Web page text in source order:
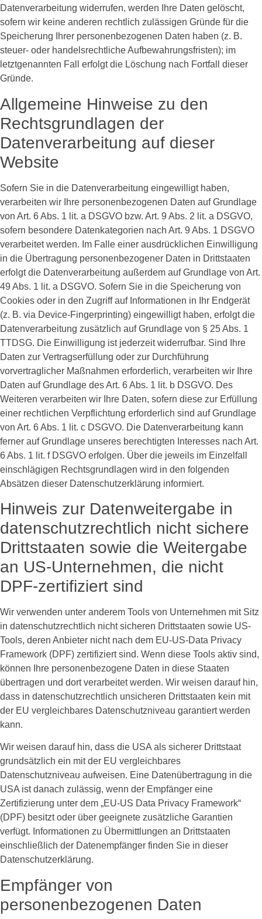
Datenverarbeitung widerrufen, werden Ihre Daten gelöscht,
sofern wir keine anderen rechtlich zulässigen Gründe für die
Speicherung Ihrer personenbezogenen Daten haben (z. B.
steuer- oder handelsrechtliche Aufbewahrungsfristen); im
letztgenannten Fall erfolgt die Löschung nach Fortfall dieser
Gründe.
Allgemeine Hinweise zu den
Rechtsgrundlagen der
Datenverarbeitung auf dieser
Website
Sofern Sie in die Datenverarbeitung eingewilligt haben,
verarbeiten wir Ihre personenbezogenen Daten auf Grundlage
von Art. 6 Abs. 1 lit. a DSGVO bzw. Art. 9 Abs. 2 lit. a DSGVO,
sofern besondere Datenkategorien nach Art. 9 Abs. 1 DSGVO
verarbeitet werden. Im Falle einer ausdrücklichen Einwilligung
in die Übertragung personenbezogener Daten in Drittstaaten
erfolgt die Datenverarbeitung außerdem auf Grundlage von Art.
49 Abs. 1 lit. a DSGVO. Sofern Sie in die Speicherung von
Cookies oder in den Zugriff auf Informationen in Ihr Endgerät
(z. B. via Device-Fingerprinting) eingewilligt haben, erfolgt die
Datenverarbeitung zusätzlich auf Grundlage von § 25 Abs. 1
TTDSG. Die Einwilligung ist jederzeit widerrufbar. Sind Ihre
Daten zur Vertragserfüllung oder zur Durchführung
vorvertraglicher Maßnahmen erforderlich, verarbeiten wir Ihre
Daten auf Grundlage des Art. 6 Abs. 1 lit. b DSGVO. Des
Weiteren verarbeiten wir Ihre Daten, sofern diese zur Erfüllung
einer rechtlichen Verpflichtung erforderlich sind auf Grundlage
von Art. 6 Abs. 1 lit. c DSGVO. Die Datenverarbeitung kann
ferner auf Grundlage unseres berechtigten Interesses nach Art.
6 Abs. 1 lit. f DSGVO erfolgen. Über die jeweils im Einzelfall
einschlägigen Rechtsgrundlagen wird in den folgenden
Absätzen dieser Datenschutzerklärung informiert.
Hinweis zur Datenweitergabe in
datenschutzrechtlich nicht sichere
Drittstaaten sowie die Weitergabe
an US-Unternehmen, die nicht
DPF-zertifiziert sind
Wir verwenden unter anderem Tools von Unternehmen mit Sitz
in datenschutzrechtlich nicht sicheren Drittstaaten sowie US-
Tools, deren Anbieter nicht nach dem EU-US-Data Privacy
Framework (DPF) zertifiziert sind. Wenn diese Tools aktiv sind,
können Ihre personenbezogene Daten in diese Staaten
übertragen und dort verarbeitet werden. Wir weisen darauf hin,
dass in datenschutzrechtlich unsicheren Drittstaaten kein mit
der EU vergleichbares Datenschutzniveau garantiert werden
kann.
Wir weisen darauf hin, dass die USA als sicherer Drittstaat
grundsätzlich ein mit der EU vergleichbares
Datenschutzniveau aufweisen. Eine Datenübertragung in die
USA ist danach zulässig, wenn der Empfänger eine
Zertifizierung unter dem „EU-US Data Privacy Framework“
(DPF) besitzt oder über geeignete zusätzliche Garantien
verfügt. Informationen zu Übermittlungen an Drittstaaten
einschließlich der Datenempfänger finden Sie in dieser
Datenschutzerklärung.
Empfänger von
personenbezogenen Daten